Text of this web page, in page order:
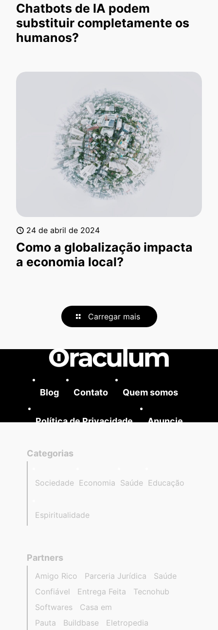
Chatbots de IA podem
substituir completamente os
humanos?
24 de abril de 2024
Como a globalização impacta
a economia local?
Carregar mais
Blog Contato Quem somos
Política de Privacidade Anuncie
Categorias
Sociedade Economia Saúde Educação
Espiritualidade
Partners
Amigo Rico Parceria Jurídica
Saúde
Confiável
Entrega Feita
Tecnohub
Softwares
Casa em
Pauta
Buildbase Eletropedia